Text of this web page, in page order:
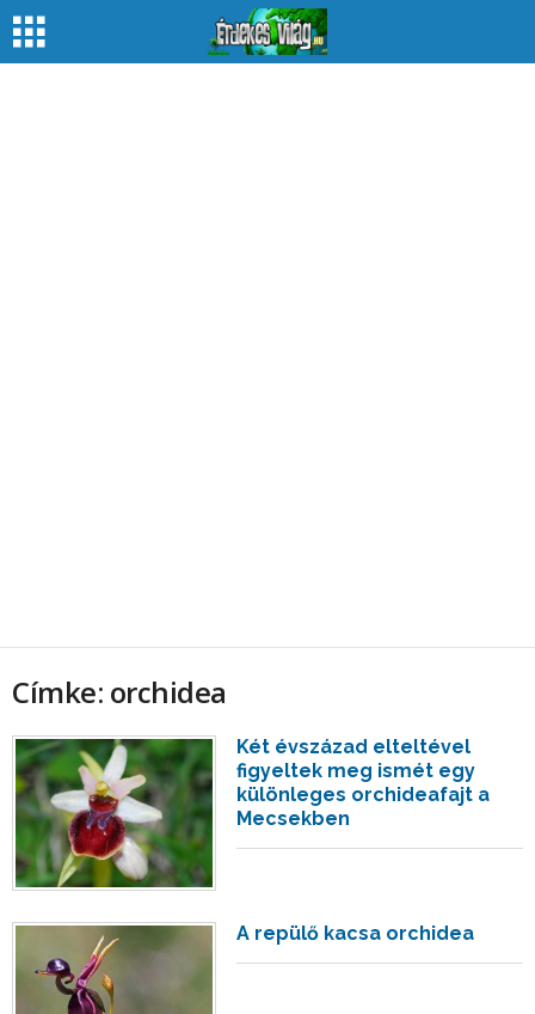
Címke: orchidea
Két évszázad elteltével
figyeltek meg ismét egy
különleges orchideafajt a
Mecsekben
A repülő kacsa orchidea